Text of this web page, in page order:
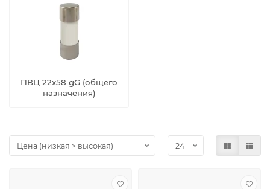
ПВЦ 22x58 gG (общего
назначения)